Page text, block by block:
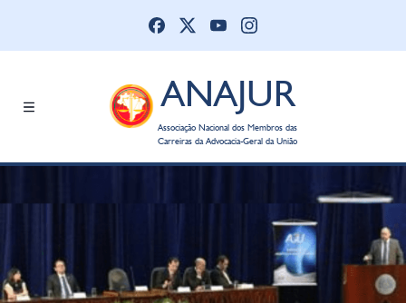
ANAJUR
Associação Nacional dos Membros das
Carreiras da Advocacia-Geral da União